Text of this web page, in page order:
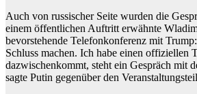
Auch von russischer Seite wurden die
einem öffentlichen Auftritt erwähnte
bevorstehende Telefonkonferenz mit
Schluss machen. Ich habe einen offiziellen
dazwischenkommt, steht ein Gespräch mit
sagte Putin gegenüber den